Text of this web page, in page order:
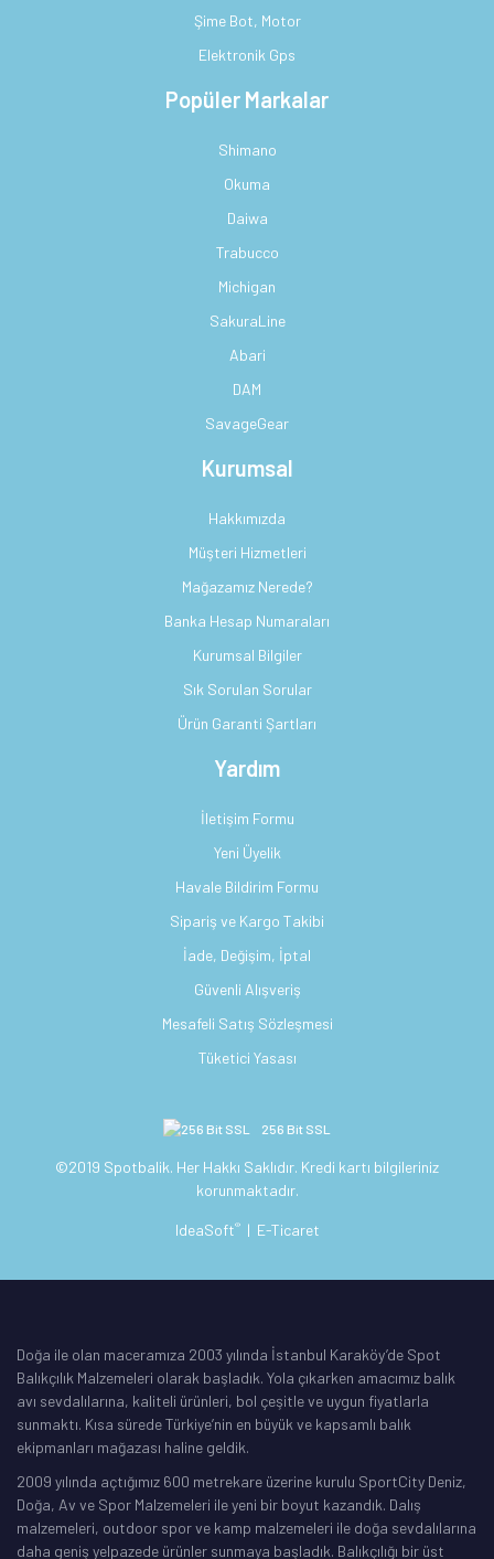
Şime Bot, Motor
Elektronik Gps
Popüler Markalar
Shimano
Okuma
Daiwa
Trabucco
Michigan
SakuraLine
Abari
DAM
SavageGear
Kurumsal
Hakkımızda
Müşteri Hizmetleri
Mağazamız Nerede?
Banka Hesap Numaraları
Kurumsal Bilgiler
Sık Sorulan Sorular
Ürün Garanti Şartları
Yardım
İletişim Formu
Yeni Üyelik
Havale Bildirim Formu
Sipariş ve Kargo Takibi
İade, Değişim, İptal
Güvenli Alışveriş
Mesafeli Satış Sözleşmesi
Tüketici Yasası
256 Bit SSL
©2019 Spotbalik. Her Hakkı Saklıdır. Kredi kartı bilgileriniz
korunmaktadır.
IdeaSoft® | E-Ticaret
Doğa ile olan maceramıza 2003 yılında İstanbul Karaköy’de Spot
Balıkçılık Malzemeleri olarak başladık. Yola çıkarken amacımız balık
avı sevdalılarına, kaliteli ürünleri, bol çeşitle ve uygun fiyatlarla
sunmaktı. Kısa sürede Türkiye’nin en büyük ve kapsamlı balık
ekipmanları mağazası haline geldik.
2009 yılında açtığımız 600 metrekare üzerine kurulu SportCity Deniz,
Doğa, Av ve Spor Malzemeleri ile yeni bir boyut kazandık. Dalış
malzemeleri, outdoor spor ve kamp malzemeleri ile doğa sevdalılarına
daha geniş yelpazede ürünler sunmaya başladık. Balıkçılığı bir üst